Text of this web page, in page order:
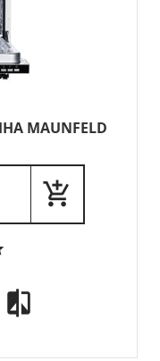
MAUNFELD